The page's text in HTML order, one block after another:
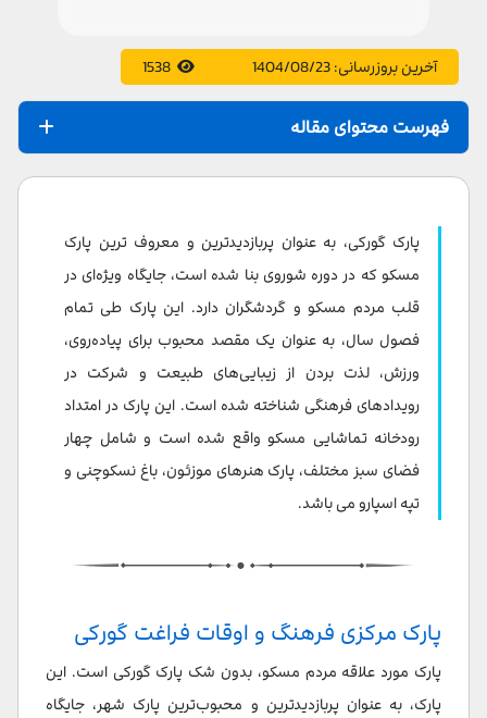
آخرین بروزرسانی:1404/08/23
فهرست محتوای مقاله
پارک مرکزی فرهنگ و اوقات فراغت گورکی
تاریخچه پارک گورکی
امروز در پارک گورکی چه کاری می توانید انجام دهید؟
جاذبه های پارک گورکی
فعالیت در فضای باز
چگونه به پارک گورکی مسکو برویم؟
پارک گورکی، به عنوان پربازدیدترین و معروف ترین پارک
مسکو که در دوره شوروی بنا شده است، جایگاه ویژه‌ای در
قلب مردم مسکو و گردشگران دارد. این پارک طی تمام
فصول سال، به عنوان یک مقصد محبوب برای پیاده‌روی،
ورزش، لذت بردن از زیبایی‌های طبیعت و شرکت در
رویدادهای فرهنگی شناخته شده است. این پارک در امتداد
رودخانه تماشایی مسکو واقع شده است و شامل چهار
فضای سبز مختلف، پارک هنرهای موزئون، باغ نسکوچنی و
تپه اسپارو می باشد.
پارک مرکزی فرهنگ و اوقات فراغت گورکی
پارک مورد علاقه مردم مسکو، بدون شک پارک گورکی است. این
پارک، به عنوان پربازدیدترین و محبوب‌ترین پارک شهر، جایگاه